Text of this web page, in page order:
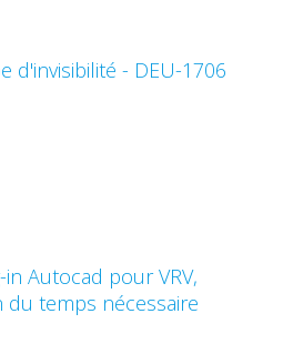
d'invisibilité - DEU-1706
Autocad pour VRV,
temps nécessaire